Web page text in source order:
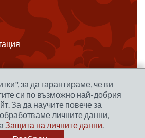
данни
за ползване на сайта
за да гарантираме, че ви
си по възможно най-добрия
За да научите повече за
личните данни,
Защита на личните данни.